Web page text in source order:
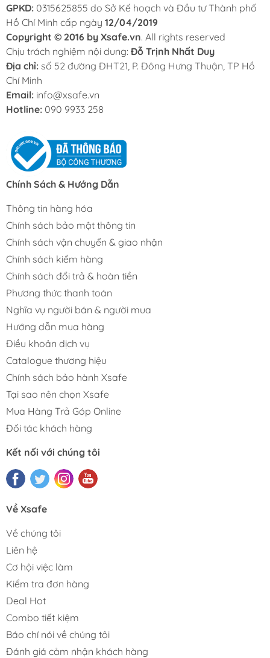
GPKD: 0315625855 do Sở Kế hoạch và Đầu tư Thành phố
Hồ Chí Minh cấp ngày 12/04/2019
Copyright © 2016 by Xsafe.vn. All rights reserved
Chịu trách nghiệm nội dung: Đỗ Trịnh Nhất Duy
Địa chỉ: số 52 đường ĐHT21, P. Đông Hưng Thuận, TP Hồ
Chí Minh
Email: info@xsafe.vn
Hotline: 090 9933 258
Chính Sách & Hướng Dẫn
Thông tin hàng hóa
Chính sách bảo mật thông tin
Chính sách vận chuyển & giao nhận
Chính sách kiểm hàng
Chính sách đổi trả & hoàn tiền
Phương thức thanh toán
Nghĩa vụ người bán & người mua
Hướng dẫn mua hàng
Điều khoản dịch vụ
Catalogue thương hiệu
Chính sách bảo hành Xsafe
Tại sao nên chọn Xsafe
Mua Hàng Trả Góp Online
Đối tác khách hàng
Kết nối với chúng tôi
Về Xsafe
Về chúng tôi
Liên hệ
Cơ hội việc làm
Kiểm tra đơn hàng
Deal Hot
Combo tiết kiệm
Báo chí nói về chúng tôi
Đánh giá cảm nhận khách hàng